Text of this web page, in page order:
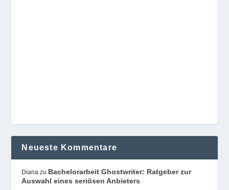
Neueste Kommentare
Diana zu Bachelorarbeit Ghostwriter: Ratgeber zur
Auswahl eines seriösen Anbieters